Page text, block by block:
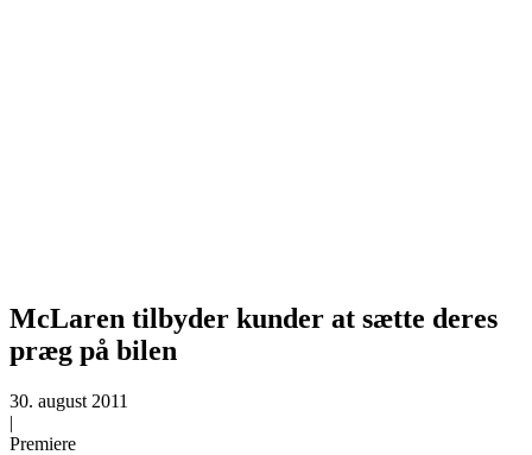
McLaren tilbyder kunder at sætte deres
præg på bilen
30. august 2011
|
Premiere